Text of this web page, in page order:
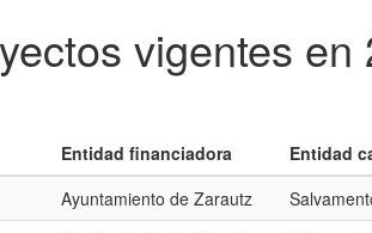
vigentes en
Entidad financiadora Entidad
Ayuntamiento de Zarautz